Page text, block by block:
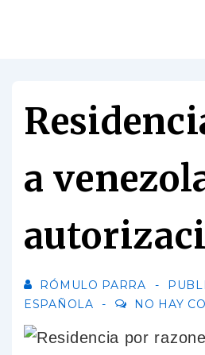
a
RÓMULO PARRA
ESPAÑOLA
NO HAY